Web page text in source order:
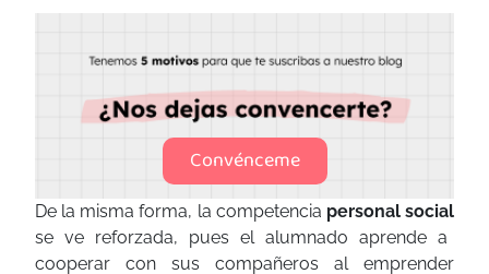
Convénceme
De la misma forma, la competencia personal social
se ve reforzada, pues el alumnado aprende a
cooperar con sus compañeros al emprender